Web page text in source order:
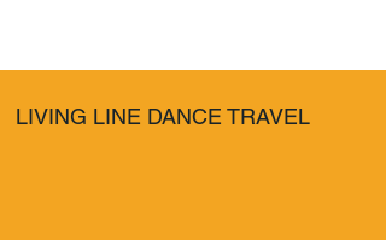
LIVING LINE DANCE TRAVEL